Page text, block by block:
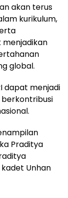
akan terus
kurikulum,
menjadikan
global.
dapat menjadi
Praditya
Unhan